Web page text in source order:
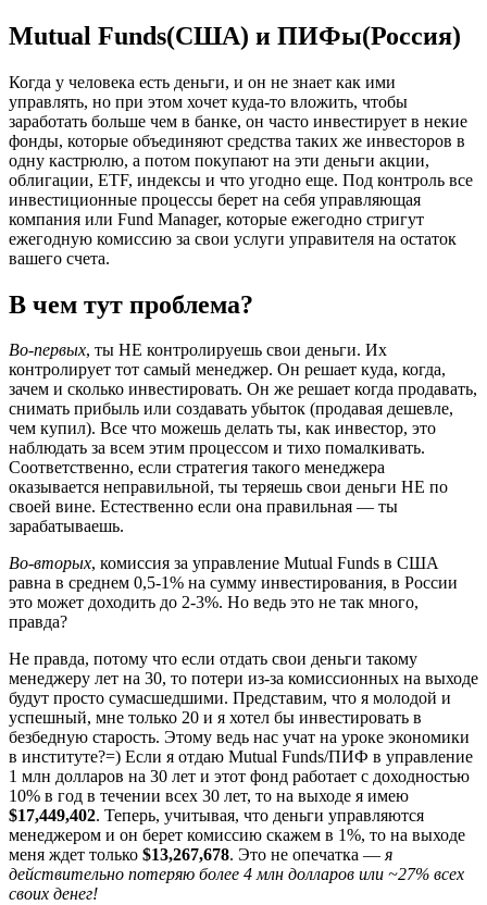
Mutual Funds(США) и ПИФы(Россия)
Когда у человека есть деньги, и он не знает как ими
управлять, но при этом хочет куда-то вложить, чтобы
заработать больше чем в банке, он часто инвестирует в некие
фонды, которые объединяют средства таких же инвесторов в
одну кастрюлю, а потом покупают на эти деньги акции,
облигации, ETF, индексы и что угодно еще. Под контроль все
инвестиционные процессы берет на себя управляющая
компания или Fund Manager, которые ежегодно стригут
ежегодную комиссию за свои услуги управителя на остаток
вашего счета.
В чем тут проблема?
Во-первых, ты НЕ контролируешь свои деньги. Их
контролирует тот самый менеджер. Он решает куда, когда,
зачем и сколько инвестировать. Он же решает когда продавать,
снимать прибыль или создавать убыток (продавая дешевле,
чем купил). Все что можешь делать ты, как инвестор, это
наблюдать за всем этим процессом и тихо помалкивать.
Соответственно, если стратегия такого менеджера
оказывается неправильной, ты теряешь свои деньги НЕ по
своей вине. Естественно если она правильная — ты
зарабатываешь.
Во-вторых, комиссия за управление Mutual Funds в США
равна в среднем 0,5-1% на сумму инвестирования, в России
это может доходить до 2-3%. Но ведь это не так много,
правда?
Не правда, потому что если отдать свои деньги такому
менеджеру лет на 30, то потери из-за комиссионных на выходе
будут просто сумасшедшими. Представим, что я молодой и
успешный, мне только 20 и я хотел бы инвестировать в
безбедную старость. Этому ведь нас учат на уроке экономики
в институте?=) Если я отдаю Mutual Funds/ПИФ в управление
1 млн долларов на 30 лет и этот фонд работает с доходностью
10% в год в течении всех 30 лет, то на выходе я имею
$17,449,402. Теперь, учитывая, что деньги управляются
менеджером и он берет комиссию скажем в 1%, то на выходе
меня ждет только $13,267,678. Это не опечатка —я
действительно потеряю более 4 млн долларов или ~27% всех
своих денег!